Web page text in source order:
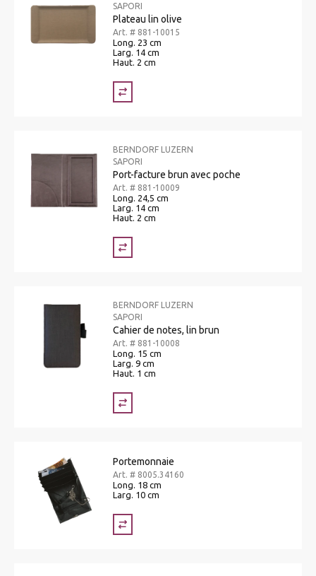
SAPORI
Plateau lin olive
Art. # 881-10015
Long. 23 cm
Larg. 14 cm
Haut. 2 cm
BERNDORF LUZERN
SAPORI
Port-facture brun avec poche
Art. # 881-10009
Long. 24,5 cm
Larg. 14 cm
Haut. 2 cm
BERNDORF LUZERN
SAPORI
Cahier de notes, lin brun
Art. # 881-10008
Long. 15 cm
Larg. 9 cm
Haut. 1 cm
Portemonnaie
Art. # 8005.34160
Long. 18 cm
Larg. 10 cm